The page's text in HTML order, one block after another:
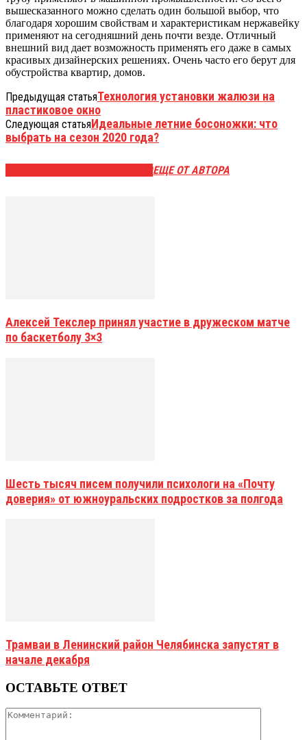
вышесказанного можно сделать один большой выбор, что
благодаря хорошим свойствам и характеристикам нержавейку
применяют на сегодняшний день почти везде. Отличный
внешний вид дает возможность применять его даже в самых
красивых дизайнерских решениях. Очень часто его берут для
обустройства квартир, домов.
Предыдущая статьяТехнология установки жалюзи на
пластиковое окно
Следующая статьяИдеальные летние босоножки: что
выбрать на сезон 2020 года?
ЕЩЕ ОТ АВТОРА
Алексей Текслер принял участие в дружеском матче
по баскетболу 3×3
Шесть тысяч писем получили психологи на «Почту
доверия» от южноуральских подростков за полгода
Трамваи в Ленинский район Челябинска запустят в
начале декабря
ОСТАВЬТЕ ОТВЕТ